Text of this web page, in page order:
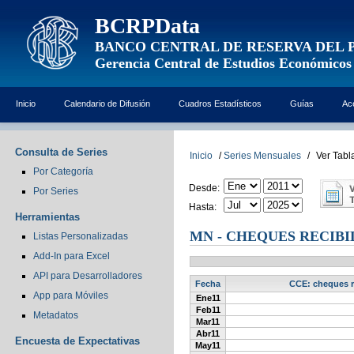
BCRPData
BANCO CENTRAL DE RESERVA DEL
Gerencia Central de Estudios Económicos
Inicio Calendario de Difusión Cuadros Estadísticos Guías
Consulta de Series
Por Categoría
Por Series
Herramientas
Listas Personalizadas
Add-In para Excel
API para Desarrolladores
App para Móviles
Metadatos
Encuesta de Expectativas
Inicio / Series Mensuales / Ver
Desde:
Hasta:
MN - CHEQUES
Fecha
CCE: cheques
Ene11
Feb11
Mar11
Abr11
May11